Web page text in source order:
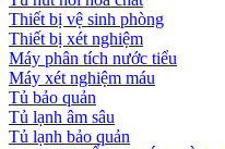
Thiết bị vệ sinh phòng
Thiết bị xét nghiệm
Máy phân tích nước tiểu
Máy xét nghiệm máu
Tủ bảo quản
Tủ lạnh âm sâu
Tủ lạnh bảo quản